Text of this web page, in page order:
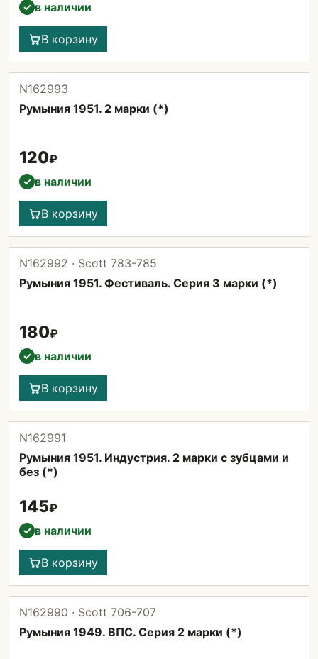
✓ в наличии
В корзину
N162993
Румыния 1951. 2 марки (*)
120₽
✓ в наличии
В корзину
N162992 · Scott 783-785
Румыния 1951. Фестиваль. Серия 3 марки (*)
180₽
✓ в наличии
В корзину
N162991
Румыния 1951. Индустрия. 2 марки с зубцами и
без (*)
145₽
✓ в наличии
В корзину
N162990 · Scott 706-707
Румыния 1949. ВПС. Серия 2 марки (*)